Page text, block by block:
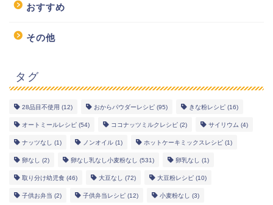
おすすめ
その他
タグ
28品目不使用 (12) おからパウダーレシピ (95) きな粉レシピ (16)
オートミールレシピ (54) ココナッツミルクレシピ (2) サイリウム (4)
ナッツなし (1) ノンオイル (1) ホットケーキミックスレシピ (1)
卵なし (2) 卵なし乳なし小麦粉なし (531) 卵乳なし (1)
取り分け幼児食 (46) 大豆なし (72) 大豆粉レシピ (10)
子供お弁当 (2) 子供弁当レシピ (12) 小麦粉なし (3)
幼児食レシピ
米粉レシピ
ヘルシーレシピ